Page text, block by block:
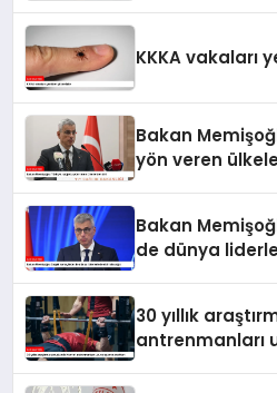
KKKA vakaları
Bakan
yön veren
Bakan
de dünya
30 yıllık
antrenmanları